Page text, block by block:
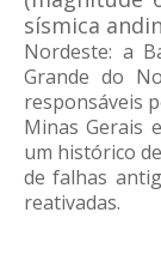
sísmica
Nordeste: a
Grande do
responsáveis
Minas Gerais
um histórico
de falhas
reativadas.